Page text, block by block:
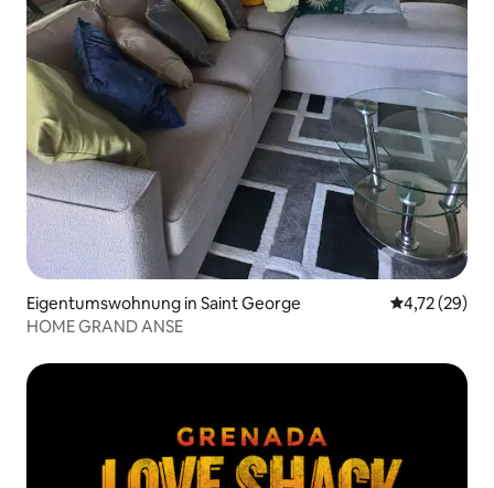
Eigentumswohnung in Saint George
4,72 (29)
HOME GRAND ANSE